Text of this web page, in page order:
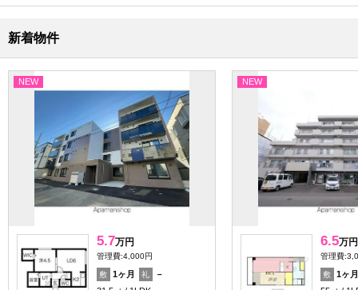
新着物件
NEW
5.7万円
管理費:4,000円
敷 1ヶ月 礼
－
NEW
6.5万円
管理費
敷
1ヶ月